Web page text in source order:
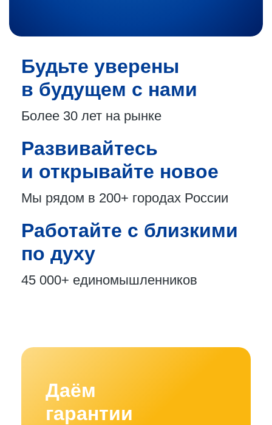
Будьте уверены
в будущем с нами
Более 30 лет на рынке
Развивайтесь
и открывайте новое
Мы рядом в 200+ городах России
Работайте с близкими
по духу
45 000+ единомышленников
Даём
гарантии